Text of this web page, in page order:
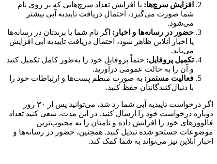
افزایش سرچ‌ها: با افزایش تعداد سرچ‌هایی که بر روی نام
شما صورت می‌گیرد، احتمال دریافت تاییدیه آبی بیشتر
می‌شود.
حضور در رسانه‌ها و اخبار: اگر نام شما یا برندتان در رسانه‌ها
یا اخبار آنلاین ظاهر شود، احتمال دریافت تاییدیه آبی افزایش
می‌یابد.
تکمیل پروفایل: حتماً پروفایل خود را به‌طور کامل تکمیل کنید
و آن را به حالت عمومی درآورید.
فعالیت مستمر: به صورت منظم پست‌ها و ارتباطات خود را
با دنبال‌کنندگانتان حفظ کنید.
اگر درخواست تاییدیه آبی شما رد شد، می‌توانید پس از ۳۰ روز
دوباره درخواست خود را ارسال کنید. در این مدت، سعی کنید تعداد
فالوورهای خود را افزایش داده و نامتان را به محبوب‌ترین
موضوعات جستجو شده تبدیل کنید. همچنین، حضور در رسانه‌ها و
اخبار آنلاین نیز می‌تواند به شما کمک کند.